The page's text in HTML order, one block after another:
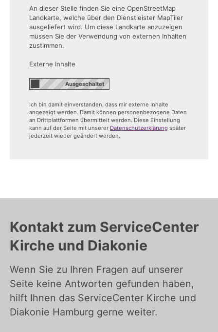
An dieser Stelle finden Sie eine OpenStreetMap
Landkarte, welche über den Dienstleister MapTiler
ausgeliefert wird. Um diese Landkarte anzuzeigen
müssen Sie der Verwendung von externen Inhalten
zustimmen.
Externe Inhalte
Ich bin damit einverstanden, dass mir externe Inhalte
angezeigt werden. Damit können personenbezogene Daten
an Drittplattformen übermittelt werden. Diese Einstellung
kann auf der Seite mit unserer Datenschutzerklärung später
jederzeit wieder geändert werden.
Kontakt zum ServiceCenter
Kirche und Diakonie
Wenn Sie zu Ihren Fragen auf unserer
Seite keine Antworten gefunden haben,
hilft Ihnen das ServiceCenter Kirche und
Diakonie Hamburg gerne weiter.